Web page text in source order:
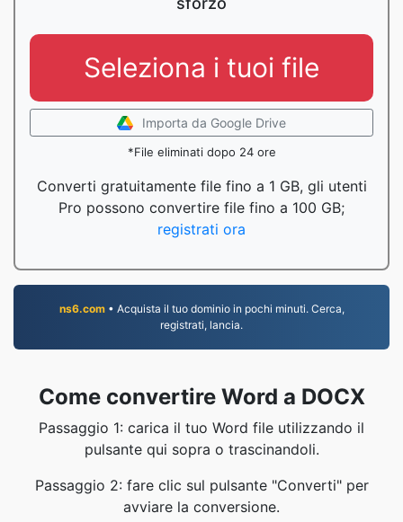
Seleziona i tuoi file
Importa da Google Drive
*File eliminati dopo 24 ore
Converti gratuitamente file fino a 1 GB, gli utenti
Pro possono convertire file fino a 100 GB;
registrati ora
ns6.com• Acquista il tuo dominio in pochi minuti. Cerca,
registrati, lancia.
Come convertire Word a DOCX
Passaggio 1: carica il tuo Word file utilizzando il
pulsante qui sopra o trascinandoli.
Passaggio 2: fare clic sul pulsante "Converti" per
avviare la conversione.